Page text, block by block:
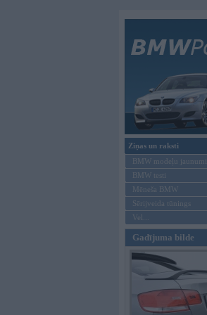
Ziņas un raksti
BMW modeļu jaunumi
BMW testi
Mēneša BMW
Sērijveida tūnings
Vel...
Gadījuma bilde